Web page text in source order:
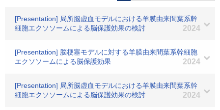
[Presentation] 局所脳虚血モデルにおける羊膜由来間葉系幹
細胞エクソソームによる脳保護効果の検討
2024
[Presentation] 脳梗塞モデルに対する羊膜由来間葉系幹細胞
エクソソームによる脳保護効果
2024
[Presentation] 局所脳虚血モデルにおける羊膜由来間葉系幹
細胞エクソソームによる脳保護効果の検討
2024